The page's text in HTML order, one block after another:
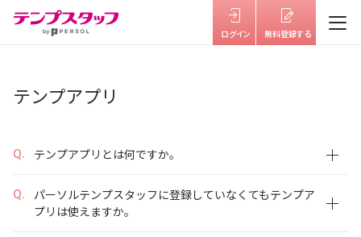
仕事を探す
福利厚生
テンプアプリ
テンプアプリとは何ですか。
パーソルテンプスタッフに登録していなくてもテンプア
プリは使えますか。